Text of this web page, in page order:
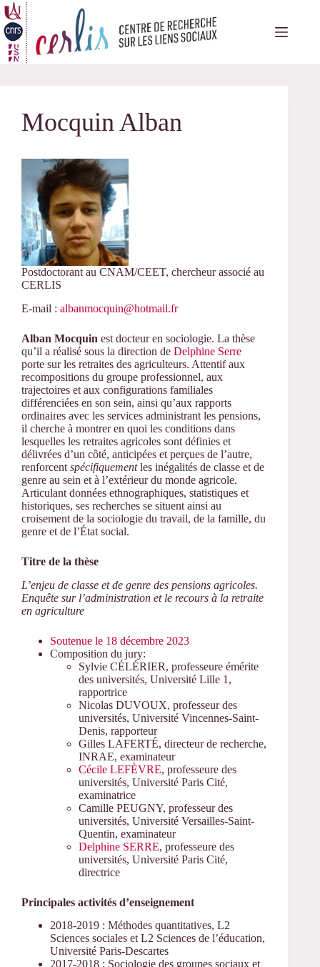
Passer
au
contenu
Mocquin Alban
Postdoctorant au CNAM/CEET, chercheur associé au
CERLIS
E-mail : albanmocquin@hotmail.fr
Alban Mocquin est docteur en sociologie. La thèse
qu’il a réalisé sous la direction de Delphine Serre
porte sur les retraites des agriculteurs. Attentif aux
recompositions du groupe professionnel, aux
trajectoires et aux configurations familiales
différenciées en son sein, ainsi qu’aux rapports
ordinaires avec les services administrant les pensions,
il cherche à montrer en quoi les conditions dans
lesquelles les retraites agricoles sont définies et
délivrées d’un côté, anticipées et perçues de l’autre,
renforcent spécifiquementles inégalités de classe et de
genre au sein et à l’extérieur du monde agricole.
Articulant données ethnographiques, statistiques et
historiques, ses recherches se situent ainsi au
croisement de la sociologie du travail, de la famille, du
genre et de l’État social.
Titre de la thèse
L’enjeu de classe et de genre des pensions agricoles.
Enquête sur l’administration et le recours à la retraite
en agriculture
Soutenue le 18 décembre 2023
Composition du jury:
Sylvie CÉLÉRIER, professeure émérite
des universités, Université Lille 1,
rapportrice
Nicolas DUVOUX, professeur des
universités, Université Vincennes-Saint-
Denis, rapporteur
Gilles LAFERTÉ, directeur de recherche,
INRAE, examinateur
Cécile LEFÈVRE, professeure des
universités, Université Paris Cité,
examinatrice
Camille PEUGNY, professeur des
universités, Université Versailles-Saint-
Quentin, examinateur
Delphine SERRE, professeure des
universités, Université Paris Cité,
directrice
Principales activités d’enseignement
2018-2019 : Méthodes quantitatives, L2
Sciences sociales et L2 Sciences de l’éducation,
Université Paris-Descartes
2017-2018 : Sociologie des groupes sociaux et